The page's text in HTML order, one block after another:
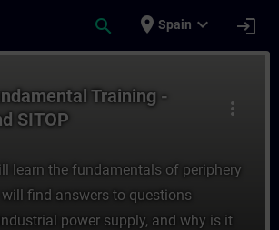
search place Spain expand_more login
more_vert
Training -
SITOP
learn the fundamentals of periphery
will find answers to questions
power supply, and why is it